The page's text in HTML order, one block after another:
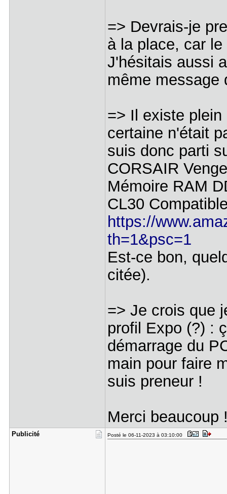
=> Devrais-je
à la place, car
J'hésitais aussi
même message
=> Il existe
certaine n'était
suis donc parti
CORSAIR
Mémoire RAM
CL30
https://
th=1&psc=1
Est-ce bon,
citée).
=> Je crois que
profil Expo (?) :
démarrage du
main pour faire
suis preneur !
Merci beaucoup
Publicité Posté le 06-11-2023 à 03:10:00